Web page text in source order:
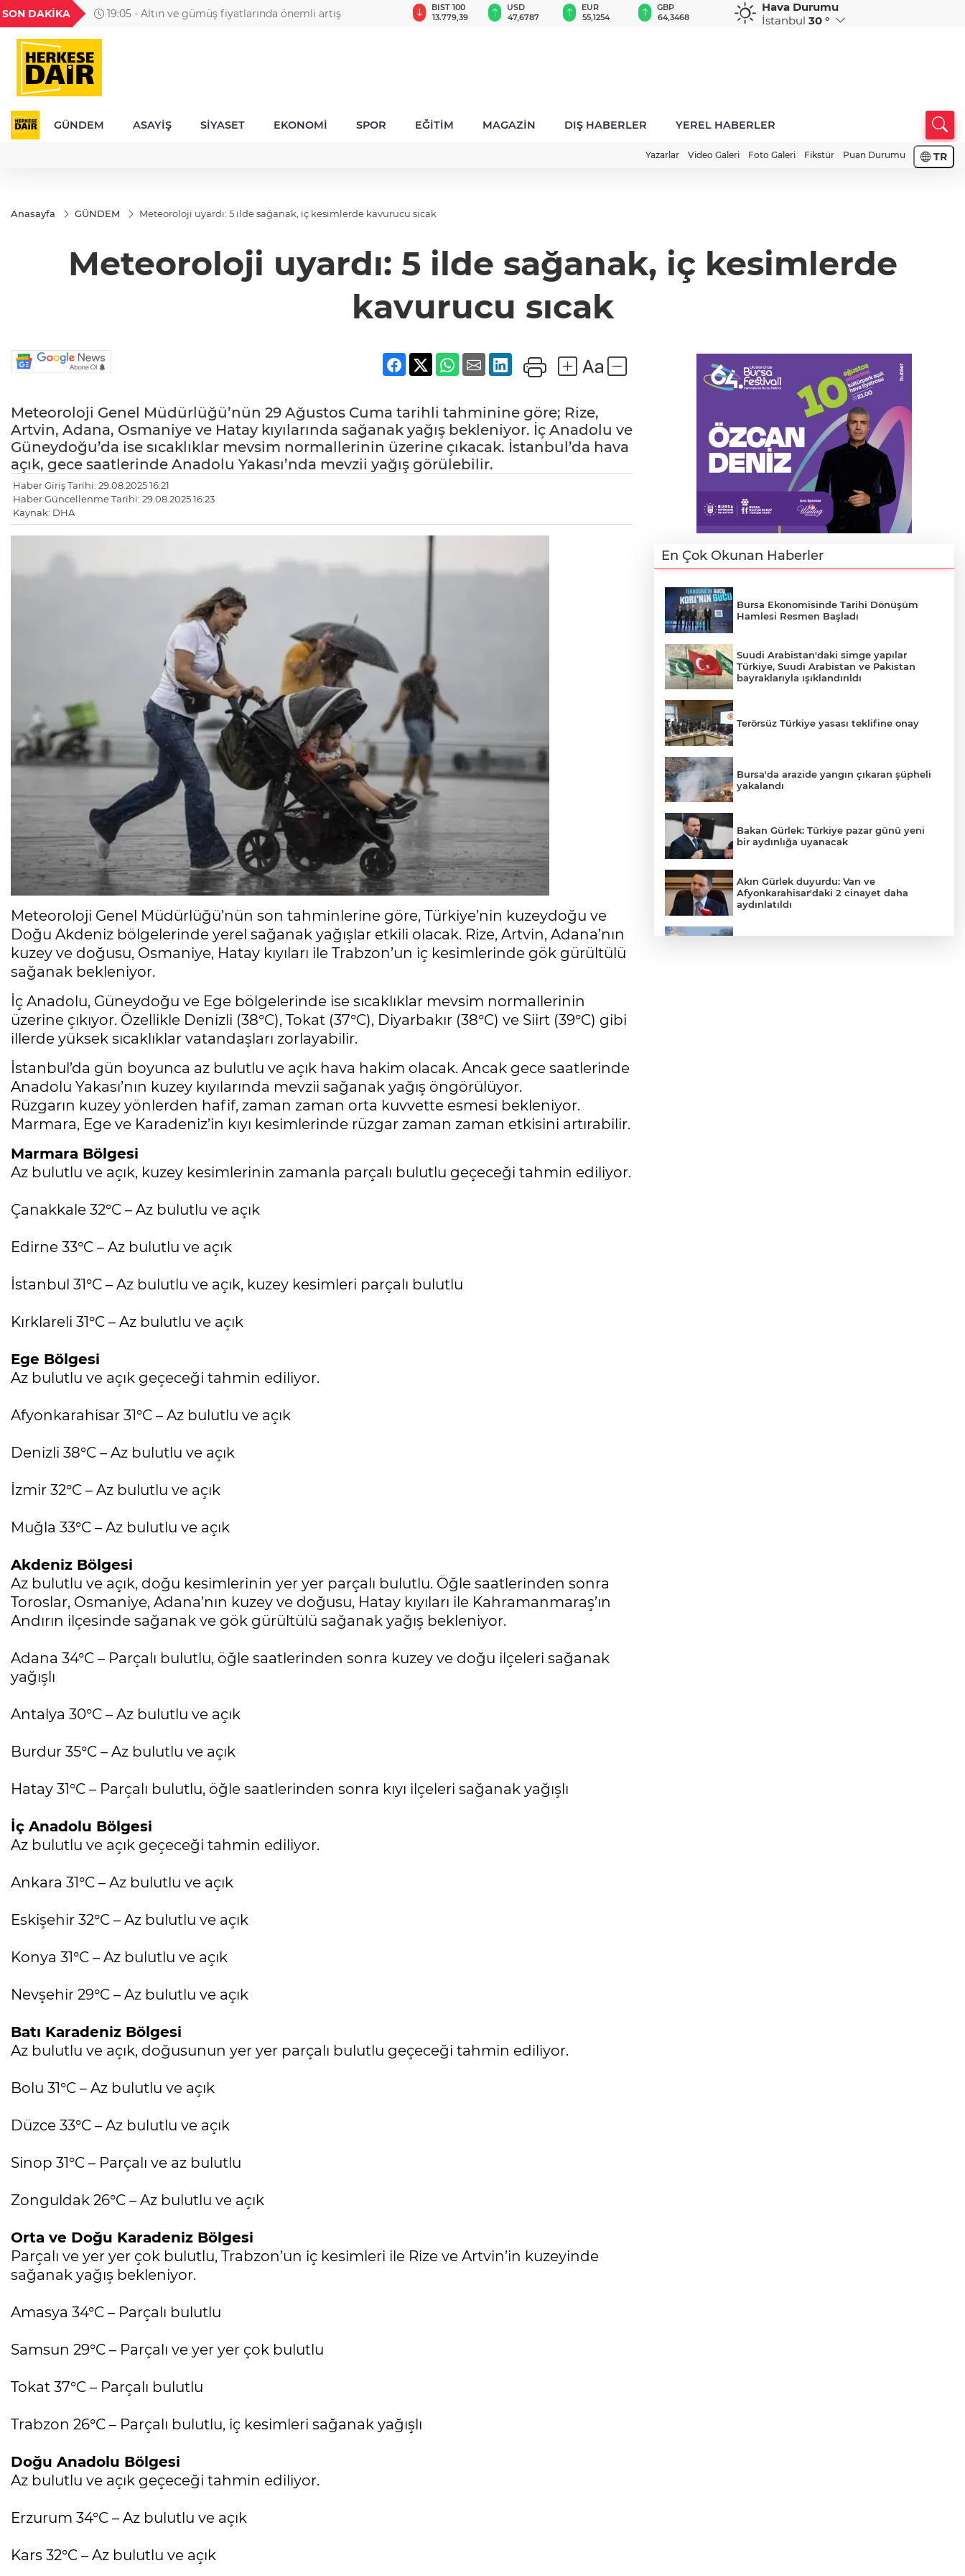
SON DAKİKA 19:05 - Altın ve gümüş fiyatlarında önemli artış
18,2677
TND
16,3788
BGN
27,9743
VND
0,0018
BIST 100
13.779,39
USD
47,6787
EUR
55,1254
GBP
64,3468
CHF
59,0083
CAD
34,1883
Hava Durumu
İstanbul 30 °
GÜNDEM ASAYİŞ SİYASET EKONOMİ SPOR EĞİTİM MAGAZİN DIŞ HABERLER YEREL HABERLER
Yazarlar Video Galeri Foto Galeri Fikstür Puan Durumu TR
Anasayfa GÜNDEM Meteoroloji uyardı: 5 ilde sağanak, iç kesimlerde kavurucu sıcak
Meteoroloji uyardı: 5 ilde sağanak, iç kesimlerde
kavurucu sıcak
Meteoroloji Genel Müdürlüğü’nün 29 Ağustos Cuma tarihli tahminine göre; Rize,
Artvin, Adana, Osmaniye ve Hatay kıyılarında sağanak yağış bekleniyor. İç Anadolu ve
Güneydoğu’da ise sıcaklıklar mevsim normallerinin üzerine çıkacak. İstanbul’da hava
açık, gece saatlerinde Anadolu Yakası’nda mevzii yağış görülebilir.
Haber Giriş Tarihi: 29.08.2025 16:21
Haber Güncellenme Tarihi: 29.08.2025 16:23
Kaynak: DHA
Meteoroloji Genel Müdürlüğü’nün son tahminlerine göre, Türkiye’nin kuzeydoğu ve
Doğu Akdeniz bölgelerinde yerel sağanak yağışlar etkili olacak. Rize, Artvin, Adana’nın
kuzey ve doğusu, Osmaniye, Hatay kıyıları ile Trabzon’un iç kesimlerinde gök gürültülü
sağanak bekleniyor.
İç Anadolu, Güneydoğu ve Ege bölgelerinde ise sıcaklıklar mevsim normallerinin
üzerine çıkıyor. Özellikle Denizli (38°C), Tokat (37°C), Diyarbakır (38°C) ve Siirt (39°C) gibi
illerde yüksek sıcaklıklar vatandaşları zorlayabilir.
İstanbul’da gün boyunca az bulutlu ve açık hava hakim olacak. Ancak gece saatlerinde
Anadolu Yakası’nın kuzey kıyılarında mevzii sağanak yağış öngörülüyor.
Rüzgarın kuzey yönlerden hafif, zaman zaman orta kuvvette esmesi bekleniyor.
Marmara, Ege ve Karadeniz’in kıyı kesimlerinde rüzgar zaman zaman etkisini artırabilir.
Marmara Bölgesi
Az bulutlu ve açık, kuzey kesimlerinin zamanla parçalı bulutlu geçeceği tahmin ediliyor.
Çanakkale 32°C – Az bulutlu ve açık
Edirne 33°C – Az bulutlu ve açık
İstanbul 31°C – Az bulutlu ve açık, kuzey kesimleri parçalı bulutlu
Kırklareli 31°C – Az bulutlu ve açık
Ege Bölgesi
Az bulutlu ve açık geçeceği tahmin ediliyor.
Afyonkarahisar 31°C – Az bulutlu ve açık
Denizli 38°C – Az bulutlu ve açık
İzmir 32°C – Az bulutlu ve açık
Muğla 33°C – Az bulutlu ve açık
Akdeniz Bölgesi
Az bulutlu ve açık, doğu kesimlerinin yer yer parçalı bulutlu. Öğle saatlerinden sonra
Toroslar, Osmaniye, Adana’nın kuzey ve doğusu, Hatay kıyıları ile Kahramanmaraş’ın
Andırın ilçesinde sağanak ve gök gürültülü sağanak yağış bekleniyor.
Adana 34°C – Parçalı bulutlu, öğle saatlerinden sonra kuzey ve doğu ilçeleri sağanak
yağışlı
Antalya 30°C – Az bulutlu ve açık
Burdur 35°C – Az bulutlu ve açık
Hatay 31°C – Parçalı bulutlu, öğle saatlerinden sonra kıyı ilçeleri sağanak yağışlı
İç Anadolu Bölgesi
Az bulutlu ve açık geçeceği tahmin ediliyor.
Ankara 31°C – Az bulutlu ve açık
Eskişehir 32°C – Az bulutlu ve açık
Konya 31°C – Az bulutlu ve açık
Nevşehir 29°C – Az bulutlu ve açık
Batı Karadeniz Bölgesi
Az bulutlu ve açık, doğusunun yer yer parçalı bulutlu geçeceği tahmin ediliyor.
Bolu 31°C – Az bulutlu ve açık
Düzce 33°C – Az bulutlu ve açık
Sinop 31°C – Parçalı ve az bulutlu
Zonguldak 26°C – Az bulutlu ve açık
Orta ve Doğu Karadeniz Bölgesi
Parçalı ve yer yer çok bulutlu, Trabzon’un iç kesimleri ile Rize ve Artvin’in kuzeyinde
sağanak yağış bekleniyor.
Amasya 34°C – Parçalı bulutlu
Samsun 29°C – Parçalı ve yer yer çok bulutlu
Tokat 37°C – Parçalı bulutlu
Trabzon 26°C – Parçalı bulutlu, iç kesimleri sağanak yağışlı
Doğu Anadolu Bölgesi
Az bulutlu ve açık geçeceği tahmin ediliyor.
Erzurum 34°C – Az bulutlu ve açık
Kars 32°C – Az bulutlu ve açık
En Çok Okunan Haberler
Bursa Ekonomisinde Tarihi Dönüşüm
Hamlesi Resmen Başladı
Suudi Arabistan'daki simge yapılar
Türkiye, Suudi Arabistan ve Pakistan
bayraklarıyla ışıklandırıldı
Terörsüz Türkiye yasası teklifine onay
Bursa'da arazide yangın çıkaran şüpheli
yakalandı
Bakan Gürlek: Türkiye pazar günü yeni
bir aydınlığa uyanacak
Akın Gürlek duyurdu: Van ve
Afyonkarahisar'daki 2 cinayet daha
aydınlatıldı